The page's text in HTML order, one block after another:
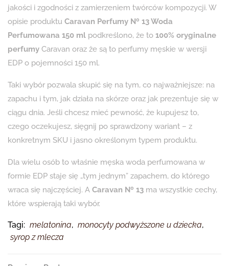
jakości i zgodności z zamierzeniem twórców kompozycji. W
opisie produktu Caravan Perfumy Nº 13 Woda
Perfumowana 150 ml podkreślono, że to 100% oryginalne
perfumy Caravan oraz że są to perfumy męskie w wersji
EDP o pojemności 150 ml.
Taki wybór pozwala skupić się na tym, co najważniejsze: na
zapachu i tym, jak działa na skórze oraz jak prezentuje się w
ciągu dnia. Jeśli chcesz mieć pewność, że kupujesz to,
czego oczekujesz, sięgnij po sprawdzony wariant – z
konkretnym SKU i jasno określonym typem produktu.
Dla wielu osób to właśnie męska woda perfumowana w
formie EDP staje się „tym jednym” zapachem, do którego
wraca się najczęściej. A Caravan Nº 13 ma wszystkie cechy,
które wspierają taki wybór.
Tagi: melatonina, monocyty podwyższone u dziecka,
syrop z mlecza